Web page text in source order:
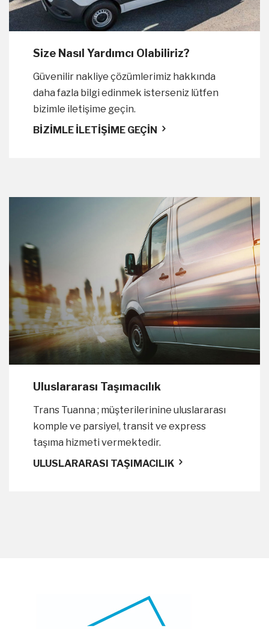
Size Nasıl Yardımcı Olabiliriz?
Güvenilir nakliye çözümlerimiz hakkında
daha fazla bilgi edinmek isterseniz lütfen
bizimle iletişime geçin.
BİZİMLE İLETİŞİME GEÇİN
Uluslararası Taşımacılık
Trans Tuanna ; müşterilerinine uluslararası
komple ve parsiyel, transit ve express
taşıma hizmeti vermektedir.
ULUSLARARASI TAŞIMACILIK